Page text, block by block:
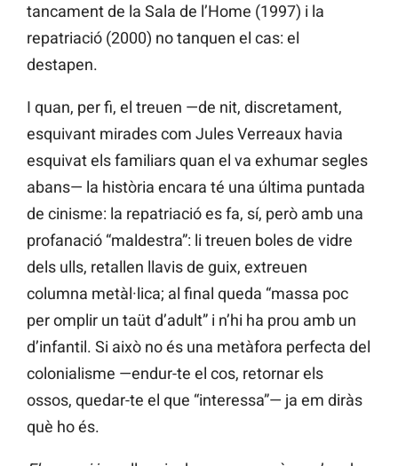
tancament de la Sala de l’Home (1997) i la
repatriació (2000) no tanquen el cas: el
destapen.
I quan, per fi, el treuen —de nit, discretament,
esquivant mirades com Jules Verreaux havia
esquivat els familiars quan el va exhumar segles
abans— la història encara té una última puntada
de cinisme: la repatriació es fa, sí, però amb una
profanació “maldestra”: li treuen boles de vidre
dels ulls, retallen llavis de guix, extreuen
columna metàl·lica; al final queda “massa poc
per omplir un taüt d’adult” i n’hi ha prou amb un
d’infantil. Si això no és una metàfora perfecta del
colonialisme —endur-te el cos, retornar els
ossos, quedar-te el que “interessa”— ja em diràs
què ho és.